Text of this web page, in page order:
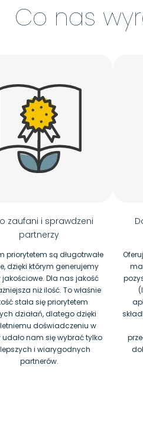
Co nas
zaufani i sprawdzeni
partnerzy
priorytetem są długotrwałe
dzięki którym generujemy
jakościowe. Dla nas jakość
niż ilość. To właśnie
stała się priorytetem
działań, dlatego dzięki
doświadczeniu w
udało nam się wybrać tylko
i wiarygodnych
partnerów.